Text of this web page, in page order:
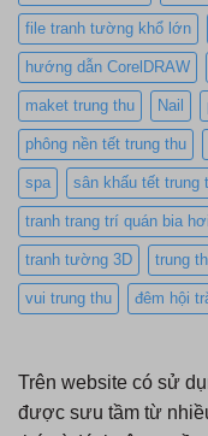
file tranh tường khổ lớn
hướng dẫn CorelDRAW
maket trung thu Nail
phông nền tết trung thu
spa sân khấu tết trung
tranh trang trí quán bia hơi
tranh tường 3D trung
vui trung thu đêm hội
Trên website có sử
được sưu tầm từ